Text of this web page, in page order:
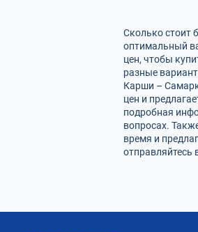
Сколько стоит
оптимальный
цен, чтобы
разные
Карши –
цен и
подробная
вопросах.
время и
отправляйтесь